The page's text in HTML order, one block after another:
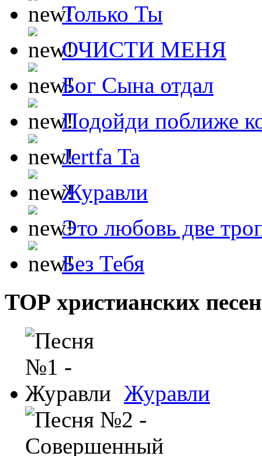
Только Ты
ОЧИСТИ МЕНЯ
Бог Сына отдал
Подойди поближе
Jertfa Ta
Журавли
Это любовь две
Без Тебя
ТОР христианских песен
Журавли